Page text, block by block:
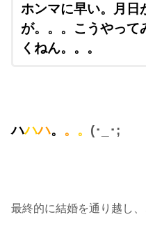
ホンマに早い。月日
が。。。こうやって
くねん。。。
ハハハ。 。 。 (･_･;
最終的に結婚を通り越し